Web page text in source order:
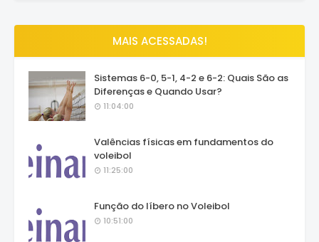
MAIS ACESSADAS!
Sistemas 6-0, 5-1, 4-2 e 6-2: Quais São as
Diferenças e Quando Usar?
11:04:00
Valências físicas em fundamentos do
voleibol
11:25:00
Função do líbero no Voleibol
10:51:00